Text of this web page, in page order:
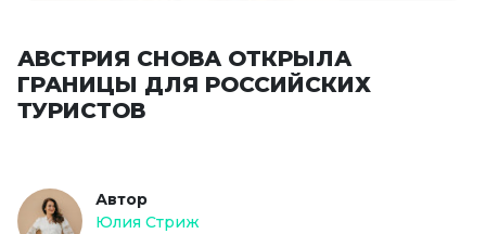
АВСТРИЯ СНОВА ОТКРЫЛА
ГРАНИЦЫ ДЛЯ РОССИЙСКИХ
ТУРИСТОВ
Автор
Юлия Стриж